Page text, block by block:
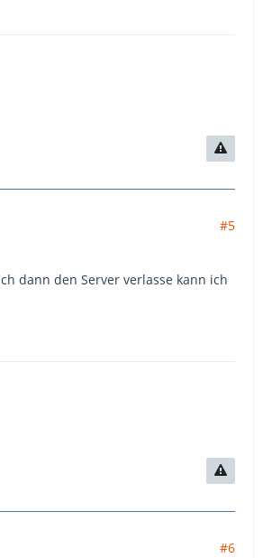
#5
dann den Server verlasse kann ich
#6